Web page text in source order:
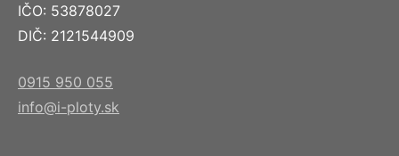
IČO: 53878027
DIČ: 2121544909
0915 950 055
info@i-ploty.sk